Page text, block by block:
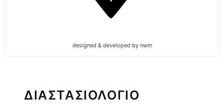
designed & developed by nwm
ΔΙΑΣΤΑΣΙΟΛΟΓΙΟ